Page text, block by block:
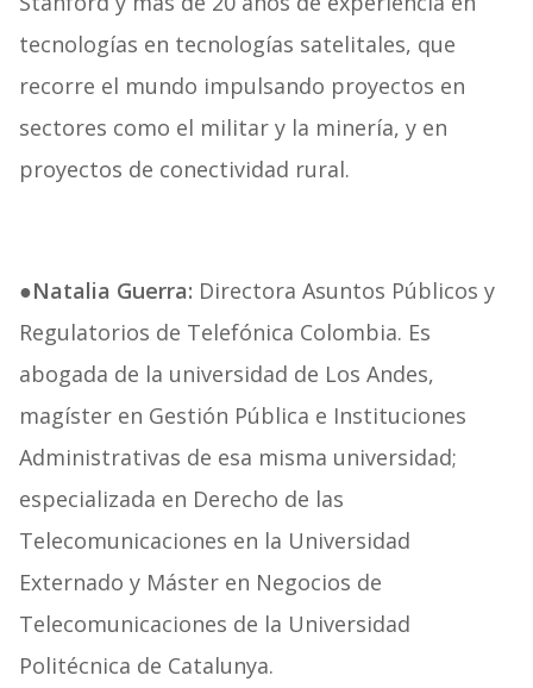
tecnologías en tecnologías satelitales, que
recorre el mundo impulsando proyectos en
sectores como el militar y la minería, y en
proyectos de conectividad rural.
●Natalia Guerra: Directora Asuntos Públicos y
Regulatorios de Telefónica Colombia. Es
abogada de la universidad de Los Andes,
magíster en Gestión Pública e Instituciones
Administrativas de esa misma universidad;
especializada en Derecho de las
Telecomunicaciones en la Universidad
Externado y Máster en Negocios de
Telecomunicaciones de la Universidad
Politécnica de Catalunya.